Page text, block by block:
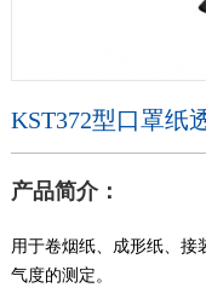
KST372型口罩纸
产品简介：
用于卷烟纸、成形纸、接
气度的测定。